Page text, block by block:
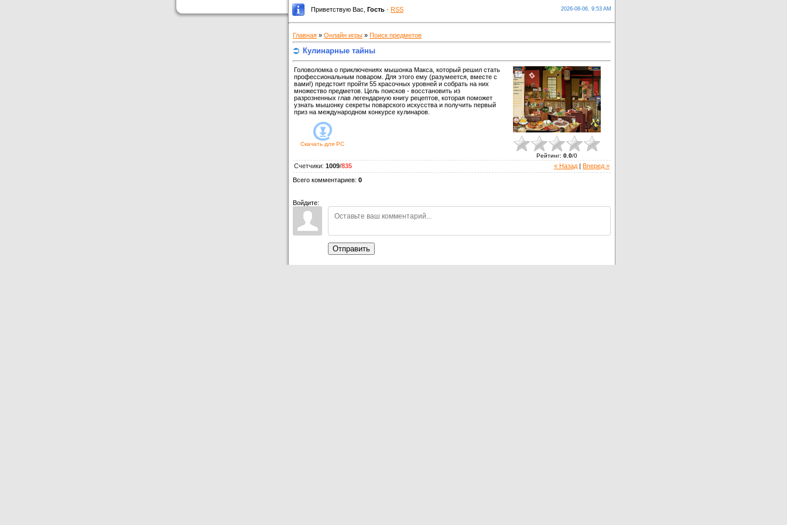
Приветствую Вас Гость · RSS 2026-08-06, 9:53 AM
Главная » Онлайн игры » Поиск предметов
Кулинарные тайны
Головоломка о приключениях мышонка Макса, который решил стать
профессиональным поваром. Для этого ему (разумеется, вместе с
вами!) предстоит пройти 55 красочных уровней и собрать на них
множество предметов. Цель поисков - восстановить из
разрозненных глав легендарную книгу рецептов, которая поможет
узнать мышонку секреты поварского искусства и получить первый
приз на международном конкурсе кулинаров.
Скачать для PC
Рейтинг: 0.0/0
« Назад | Вперед »
Счетчики: 1009/835
Всего комментариев: 0
Войдите:
Отправить